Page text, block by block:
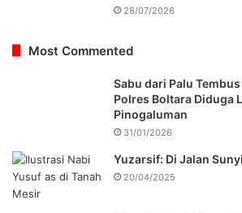
28/07/2026
Most Commented
Sabu dari Palu
Polres Boltara Diduga
Pinogaluman
31/01/2026
Yuzarsif: Di Jalan
20/04/2025